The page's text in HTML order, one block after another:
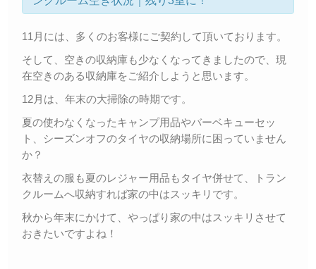
11月には、多くのお客様にご契約して頂いております。
そして、空きの収納庫も少なくなってきましたので、現
在空きのある収納庫をご紹介しようと思います。
12月は、年末の大掃除の時期です。
夏の使わなくなったキャンプ用品やバーベキューセッ
ト、シーズンオフのタイヤの収納場所に困っていません
か？
衣替えの服も夏のレジャー用品もタイヤ併せて、トラン
クルームへ収納すれば家の中はスッキリです。
秋から年末にかけて、やっぱり家の中はスッキリさせて
おきたいですよね！